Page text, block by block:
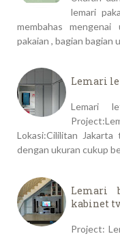
lemari
membahas
pakaian , bagian bagian
Lemari
Lemari
Lokasi:Cililitan Jakarta
dengan ukuran cukup
Lemari
kabinet
Project: